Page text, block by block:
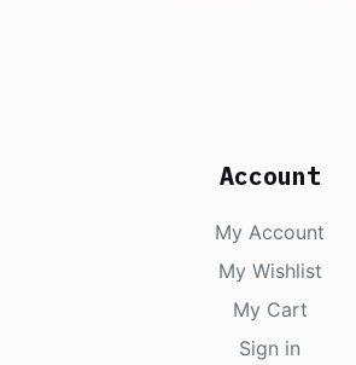
Account
My Account
My Wishlist
My Cart
Sign in